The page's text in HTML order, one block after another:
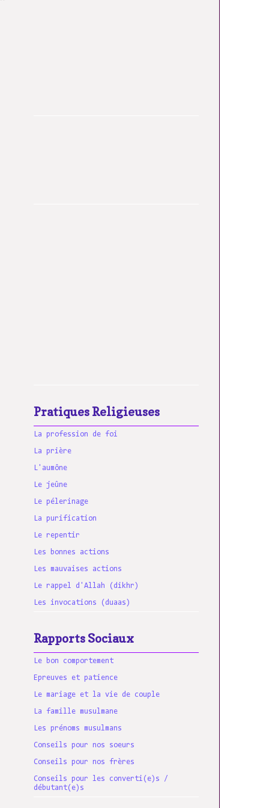
Pratiques Religieuses
La profession de foi
La prière
L'aumône
Le jeûne
Le pélerinage
La purification
Le repentir
Les bonnes actions
Les mauvaises actions
Le rappel d'Allah (dikhr)
Les invocations (duaas)
Rapports Sociaux
Le bon comportement
Epreuves et patience
Le mariage et la vie de couple
La famille musulmane
Les prénoms musulmans
Conseils pour nos soeurs
Conseils pour nos frères
Conseils pour les converti(e)s /
débutant(e)s